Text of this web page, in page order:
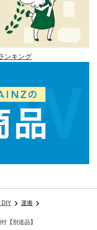
ンキング
DIY
運搬
【別送品】